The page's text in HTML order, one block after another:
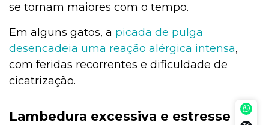
se tornam maiores com o tempo.
Em alguns gatos, a picada de pulga
desencadeia uma reação alérgica intensa,
com feridas recorrentes e dificuldade de
cicatrização.
Lambedura excessiva e estresse